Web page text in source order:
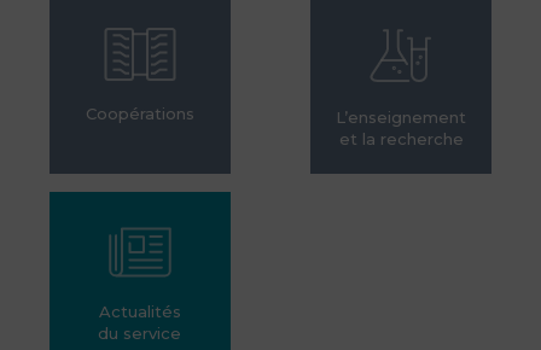
Coopérations
L’enseignement
et la recherche
Actualités
du service